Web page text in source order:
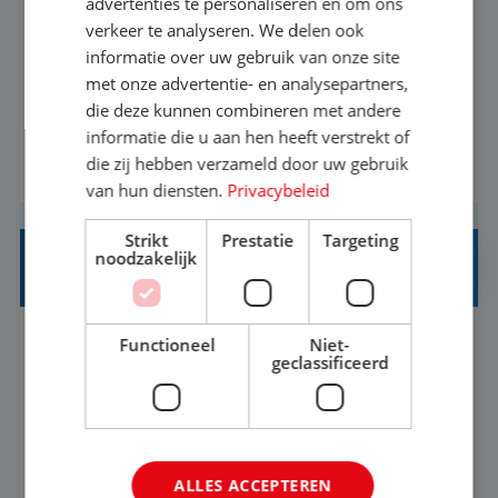
Met jouw ervaring in de reisbranche of
achtergrond in toerisme ben je klaar voor de
volgende stap. Vanaf je stoel reis je de hele
wereld over en speel je moeiteloos in op de
wensen van je team, je klant en wat er in de
reiswereld gebeurt. Met je enthousiasme weet je
klanten te overtuigen om die droomreis te
boeken! ...
BEKIJK VACATURE
REISADVISEUR ALLROUND
Aalsmeer, Noord-Holland, Nederland
Baan
MBO
het nu voor jezelf is, of voor een ander: jij vindt
verkeer te analyseren. We delen ook
informatie over uw gebruik van onze site
met onze advertentie- en analysepartners,
die deze kunnen combineren met andere
informatie die u aan hen heeft verstrekt of
die zij hebben verzameld door uw gebruik
van hun diensten. Privacybeleid
Strikt
noodzakelijk
Prestatie Targeting
Functioneel
Niet-
geclassificeerd
ALLES ACCEPTEREN